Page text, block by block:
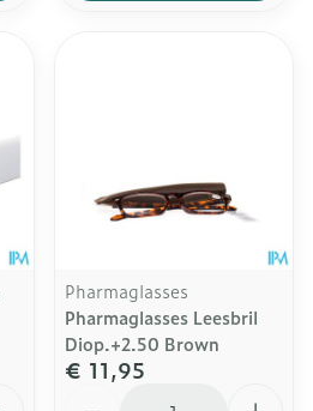
Pharmaglasses
Pharmaglasses Leesbril
Diop.+2.50 Brown
€ 11,95